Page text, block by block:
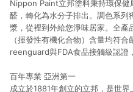
Nippon Paint立邦塗料秉持環保健
醛，轉化為水分子排出。調色系
漿，從裡到外給您淨味居家。全產
（揮發性有機化合物）含量均符
reenguard與FDA食品接觸級認證
百年專業 亞洲第一
成立於1881年創立的立邦，是世